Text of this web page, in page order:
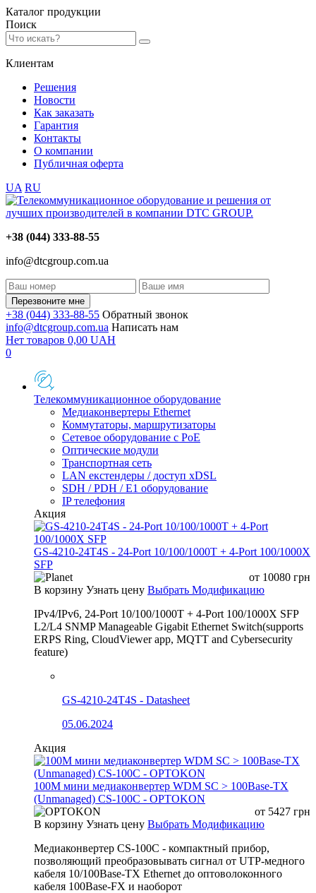
Каталог продукции
Поиск
Клиентам
Решения
Новости
Как заказать
Гарантия
Контакты
О компании
Публичная оферта
UA RU
+38 (044) 333-88-55
info@dtcgroup.com.ua
Перезвоните мне
+38 (044) 333-88-55 Обратный звонок
info@dtcgroup.com.ua Написать нам
Нет товаров 0,00 UAH
0
Телекоммуникационное оборудование
Медиаконвертеры Ethernet
Коммутаторы, маршрутизаторы
Сетевое оборудование с PoE
Оптические модули
Транспортная сеть
LAN екстендеры / доступ xDSL
SDH / PDH / E1 оборудование
IP телефония
Акция
GS-4210-24T4S - 24-Port 10/100/1000T + 4-Port 100/1000X
SFP
от 10080 грн
В корзину Узнать цену Выбрать Модификацию
IPv4/IPv6, 24-Port 10/100/1000T + 4-Port 100/1000X SFP
L2/L4 SNMP Manageable Gigabit Ethernet Switch(supports
ERPS Ring, CloudViewer app, MQTT and Cybersecurity
feature)
GS-4210-24T4S - Datasheet
05.06.2024
Акция
100М мини медиаконвертер WDM SC > 100Base-TX
(Unmanaged) CS-100C - OPTOKON
от 5427 грн
В корзину Узнать цену Выбрать Модификацию
Медиаконвертер CS-100C - компактный прибор,
позволяющий преобразовывать сигнал от UTP-медного
кабеля 10/100Base-TX Ethernet до оптоволоконного
кабеля 100Base-FX и наоборот